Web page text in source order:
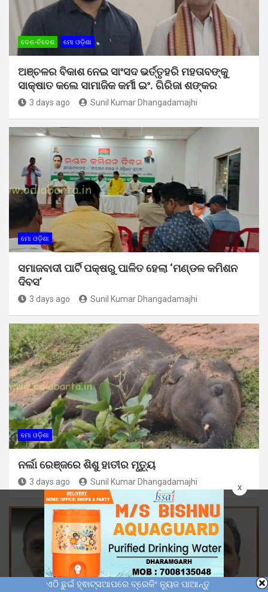
x
ଦେଶ-ବିଦେଶ ମୋ ଓଡ଼ିଶା
ଅଞ୍ଚଳର ବିକାଶ ନେଇ ସାଂସଦ ଭର୍ତ୍ତୃହରି ମହତାବଙ୍କୁ
ସାକ୍ଷାତ କଲେ ସାମାଜିକ କର୍ମୀ ଇଂ. ଗିରିଜା ଶଙ୍କର
3 days ago Sunil Kumar Dhangadamajhi
ମୋ ଓଡ଼ିଶା
ସମାଜବାଦୀ ପାର୍ଟି ପକ୍ଷରୁ ପାଳିତ ହେଲା ‘ମଣ୍ଡଳ କମିଶନ
ଦିବସ’
3 days ago Sunil Kumar Dhangadamajhi
ମୋ ଓଡ଼ିଶା
ନର୍ଲା ରେଞ୍ଜରେ ଶିଶୁ ହାତୀର ମୃତ୍ୟୁ
3 days ago Sunil Kumar Dhangadamajhi
ଏଠି ଛୁଇଁ ହ୍ଵାଟ୍ସଆପରେ ବ୍ରେକିଂ ନ୍ୟୁଜ ପାଆନ୍ତୁ